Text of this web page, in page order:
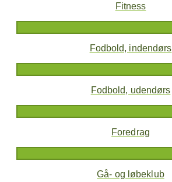
Fitness
Fodbold, indendørs
Fodbold, udendørs
Foredrag
Gå- og løbeklub